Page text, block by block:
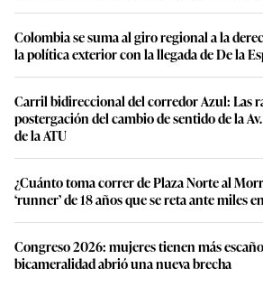
Colombia se suma al giro regional a la
la política exterior con la llegada de De la
Carril bidireccional del corredor Azul: Las
postergación del cambio de sentido de la
de la ATU
¿Cuánto toma correr de Plaza Norte al
‘runner’ de 18 años que se reta ante miles
Congreso 2026: mujeres tienen más
bicameralidad abrió una nueva brecha